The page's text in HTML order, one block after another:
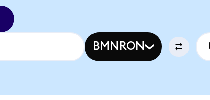
BMNRON